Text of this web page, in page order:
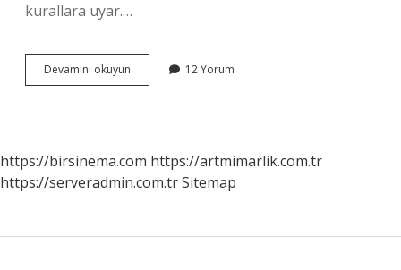
kurallara uyar.…
Devamını okuyun Dünyanın
En
12 Yorum
https://birsinema.com https://artmimarlik.com.tr
https://serveradmin.com.trSitemap